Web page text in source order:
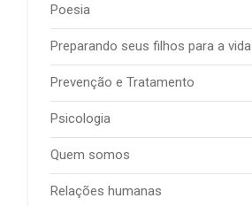
Poesia
Preparando seus filhos para a vida
Prevenção e Tratamento
Psicologia
Quem somos
Relações humanas